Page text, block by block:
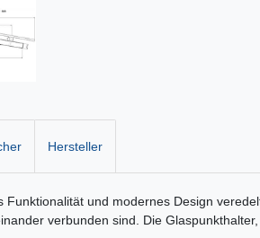
Hersteller
und modernes Design
verbunden sind. Die